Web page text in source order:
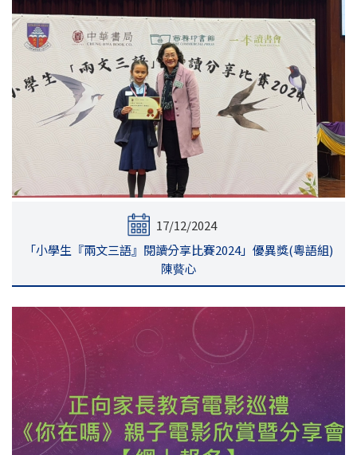
17/12/2024
「小學生『兩文三語』閱讀分享比賽2024」優異獎(粵語組)
陳藖心